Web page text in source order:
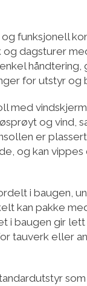
funksjonell
dagsturer
håndtering,
for utstyr og
med
og vind,
er
og kan
i baugen,
kan pakke
i baugen gir
tauverk eller